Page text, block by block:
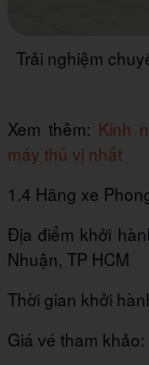
Trải nghiệm
Xem thêm: Kinh
máy thú vị nhất
1.4 Hãng xe
Địa điểm khởi
Nhuận, TP HCM
Thời gian khởi
Giá vé tham